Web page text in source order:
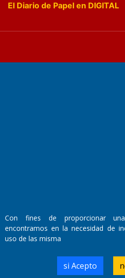
El Diario de Papel en DIGITAL
Domicilio Legal: José Ingenieros 855,
Santa Rosa, La Pampa.
RL-2019-55551274-APN-DNDA#MJ
Con fines de proporcionar
encontramos en la necesidad de
uso de las misma
si Acepto